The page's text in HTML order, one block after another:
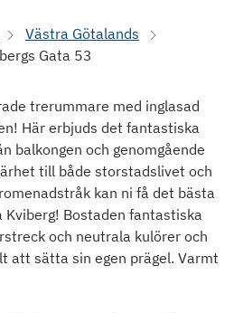
Västra Götalands
Gata 53
trerummare med inglasad
Här erbjuds det fantastiska
balkongen och genomgående
till både storstadslivet och
kan ni få det bästa
Bostaden fantastiska
och neutrala kulörer och
att sätta sin egen prägel. Varmt